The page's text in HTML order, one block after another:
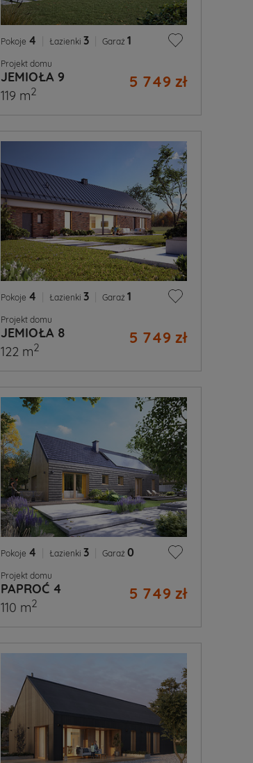
Pokoje 4 Łazienki 3 Garaż 1
Projekt domu
JEMIOŁA 9 5 749 zł
119 m2
Pokoje 4 Łazienki 3 Garaż 1
Projekt domu
JEMIOŁA 8 5 749 zł
122 m2
Pokoje 4 Łazienki 3 Garaż 0
Projekt domu
PAPROĆ 4 5 749 zł
110 m2